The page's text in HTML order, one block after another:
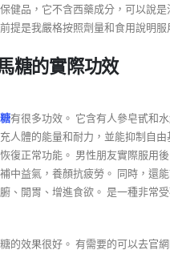
健品，它不含西藥成分，可以說是
提是我嚴格按照劑量和食用說明服
糖的實際功效
有很多功效。 它含有人參皂甙和
人體的能量和耐力，並能抑制自
復正常功能。 男性朋友實際服用
中益氣，養顏抗疲勞。 同時，還
、開胃、增進食欲。 是一種非常
的效果很好。 有需要的可以去官網